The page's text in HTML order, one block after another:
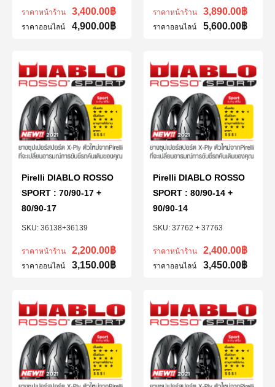
ราคาหน้าร้าน 3,400.00฿
ราคาออนไลน์ 4,900.00฿
ราคาหน้าร้าน 3,890.00฿
ราคาออนไลน์ 5,600.00฿
36138+36139
Pirelli DIABLO ROSSO
SPORT : 70/90-17 +
80/90-17
ราคาหน้าร้าน 2,200.00฿
ราคาออนไลน์ 3,150.00฿
37762 + 37763
Pirelli DIABLO ROSSO
SPORT : 80/90-14 +
90/90-14
ราคาหน้าร้าน 2,400.00฿
ราคาออนไลน์ 3,450.00฿